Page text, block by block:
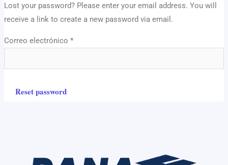
Lost your password? Please enter your email address. You will
receive a link to create a new password via email.
Correo electrónico*
Reset password